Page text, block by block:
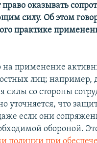
оказывать
силу. Об этом
практике
на применение
лиц; например,
силы со стороны
уточняется, что
если они
обороной.